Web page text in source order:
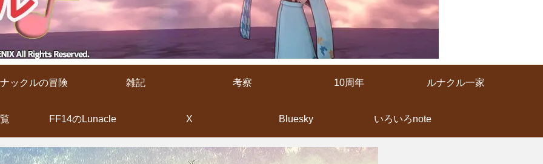
ックルの冒険 雑記 考察 10周年 ルナクル一家
FF14のLunacle X Bluesky いろいろnote